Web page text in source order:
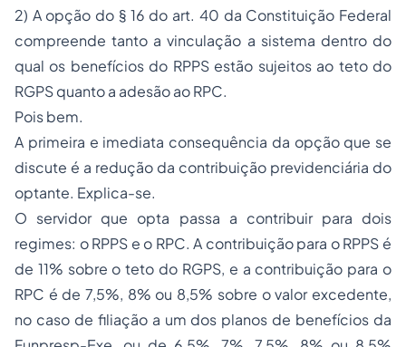
2) A opção do § 16 do art. 40 da Constituição Federal
compreende tanto a vinculação a sistema dentro do
qual os benefícios do RPPS estão sujeitos ao teto do
RGPS quanto a adesão ao RPC.
Pois bem.
A primeira e imediata consequência da opção que se
discute é a redução da contribuição previdenciária do
optante. Explica-se.
O servidor que opta passa a contribuir para dois
regimes: o RPPS e o RPC. A contribuição para o RPPS é
de 11% sobre o teto do RGPS, e a contribuição para o
RPC é de 7,5%, 8% ou 8,5% sobre o valor excedente,
no caso de filiação a um dos planos de benefícios da